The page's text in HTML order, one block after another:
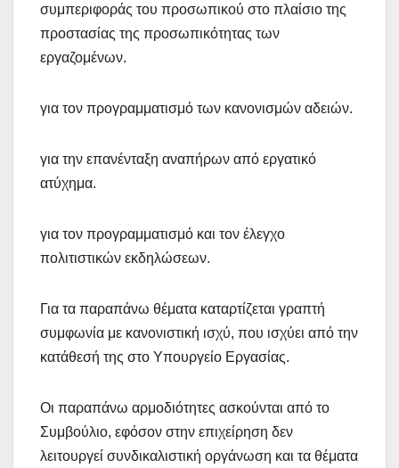
συμπεριφοράς του προσωπικού στο πλαίσιο της
προστασίας της προσωπικότητας των
εργαζομένων.
για τον προγραμματισμό των κανονισμών αδειών.
για την επανένταξη αναπήρων από εργατικό
ατύχημα.
για τον προγραμματισμό και τον έλεγχο
πολιτιστικών εκδηλώσεων.
Για τα παραπάνω θέματα καταρτίζεται γραπτή
συμφωνία με κανονιστική ισχύ, που ισχύει από την
κατάθεσή της στο Υπουργείο Εργασίας.
Οι παραπάνω αρμοδιότητες ασκούνται από το
Συμβούλιο, εφόσον στην επιχείρηση δεν
λειτουργεί συνδικαλιστική οργάνωση και τα θέματα